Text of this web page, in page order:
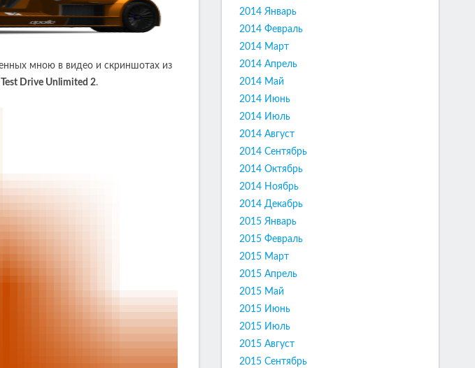
мною в видео и скриншотах из
Test Drive Unlimited 2.
2014 Январь
2014 Февраль
2014 Март
2014 Апрель
2014 Май
2014 Июнь
2014 Июль
2014 Август
2014 Сентябрь
2014 Октябрь
2014 Ноябрь
2014 Декабрь
2015 Январь
2015 Февраль
2015 Март
2015 Апрель
2015 Май
2015 Июнь
2015 Июль
2015 Август
2015 Сентябрь